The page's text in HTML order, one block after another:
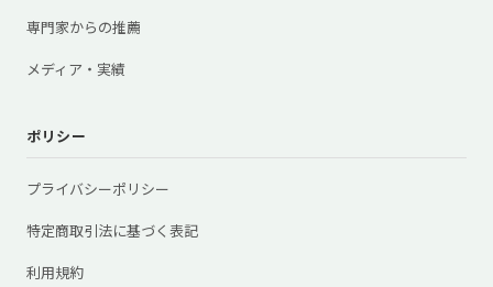
専門家からの推薦
メディア・実績
ポリシー
プライバシーポリシー
特定商取引法に基づく表記
利用規約